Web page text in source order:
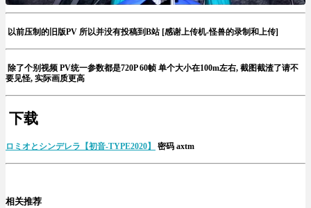
以前压制的旧版PV 所以并没有投稿到B站 [感谢上传机-怪兽的录制和上传]
除了个别视频 PV统一参数都是720P 60帧 单个大小在100m左右, 截图截渣了请不
要见怪, 实际画质更高
下载
ロミオとシンデレラ【初音-TYPE2020】 密码 axtm
相关推荐